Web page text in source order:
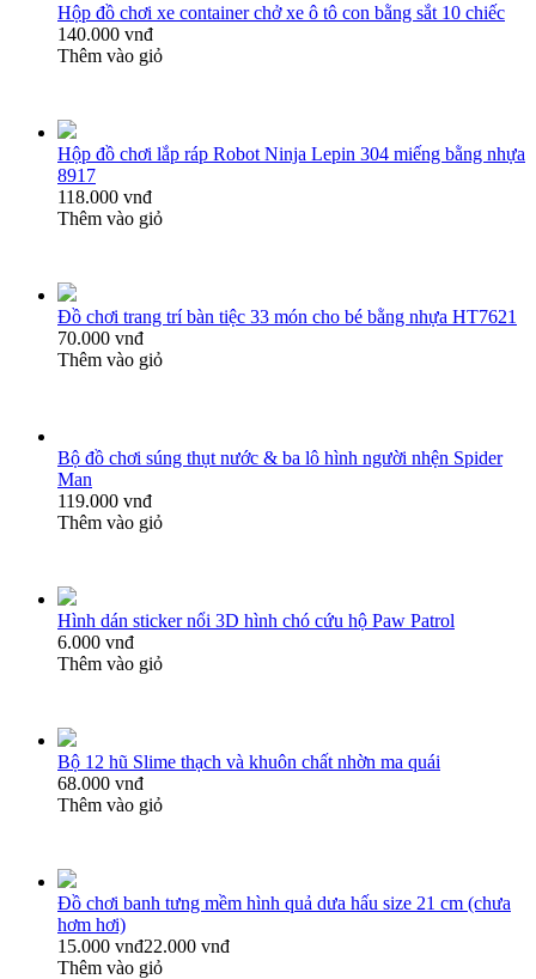
Hộp đồ chơi xe container chở xe ô tô con bằng sắt 10 chiếc
140.000 vnđ
Thêm vào giỏ
Hộp đồ chơi lắp ráp Robot Ninja Lepin 304 miếng bằng nhựa
8917
118.000 vnđ
Thêm vào giỏ
Đồ chơi trang trí bàn tiệc 33 món cho bé bằng nhựa HT7621
70.000 vnđ
Thêm vào giỏ
Bộ đồ chơi súng thụt nước & ba lô hình người nhện Spider
Man
119.000 vnđ
Thêm vào giỏ
Hình dán sticker nổi 3D hình chó cứu hộ Paw Patrol
6.000 vnđ
Thêm vào giỏ
Bộ 12 hũ Slime thạch và khuôn chất nhờn ma quái
68.000 vnđ
Thêm vào giỏ
Đồ chơi banh tưng mềm hình quả dưa hấu size 21 cm (chưa
hơm hơi)
15.000 vnđ22.000 vnđ
Thêm vào giỏ